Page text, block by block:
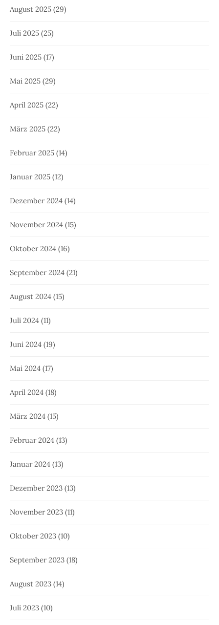
August 2025 (29)
Juli 2025 (25)
Juni 2025 (17)
Mai 2025 (29)
April 2025 (22)
März 2025 (22)
Februar 2025 (14)
Januar 2025 (12)
Dezember 2024 (14)
November 2024 (15)
Oktober 2024 (16)
September 2024 (21)
August 2024 (15)
Juli 2024 (11)
Juni 2024 (19)
Mai 2024 (17)
April 2024 (18)
März 2024 (15)
Februar 2024 (13)
Januar 2024 (13)
Dezember 2023 (13)
November 2023 (11)
Oktober 2023 (10)
September 2023 (18)
August 2023 (14)
Juli 2023 (10)